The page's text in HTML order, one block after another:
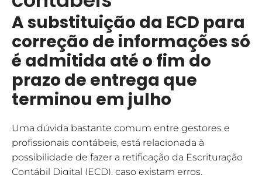
A substituição da ECD para
correção de informações só
é admitida até o fim do
prazo de entrega que
terminou em julho
Uma dúvida bastante comum entre gestores e
profissionais contábeis, está relacionada à
possibilidade de fazer a retificação da Escrituração
Contábil Digital (ECD), caso existam erros.